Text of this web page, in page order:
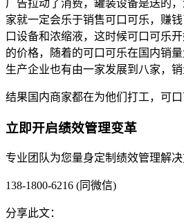
广告拉动了消费，罐装设备是送的
家就一定会乐于销售可口可乐，赚
口设备和浓缩液，这时候可口可乐
的价格，随着的可口可乐在国内销
生产企业也有由一家发展到八家，销
结果国内商家都在为他们打工，可口
立即开启绩效管理变革
专业团队为您量身定制绩效管理解
138-1800-6216 (同微信)
分享此文：